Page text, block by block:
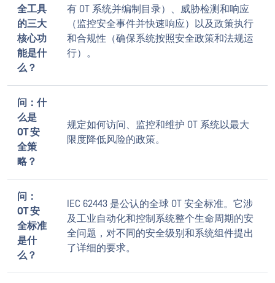
全工具
的三大
核心功
能是什
么？
有 OT 系统并编制目录）、威胁检测和响应
（监控安全事件并快速响应）以及政策执行
和合规性（确保系统按照安全政策和法规运
行）。
问：什
么是
OT 安
全策
略？
规定如何访问、监控和维护 OT 系统以最大
限度降低风险的政策。
问：
OT 安
全标准
是什
么？
IEC 62443 是公认的全球 OT 安全标准。它涉
及工业自动化和控制系统整个生命周期的安
全问题，对不同的安全级别和系统组件提出
了详细的要求。